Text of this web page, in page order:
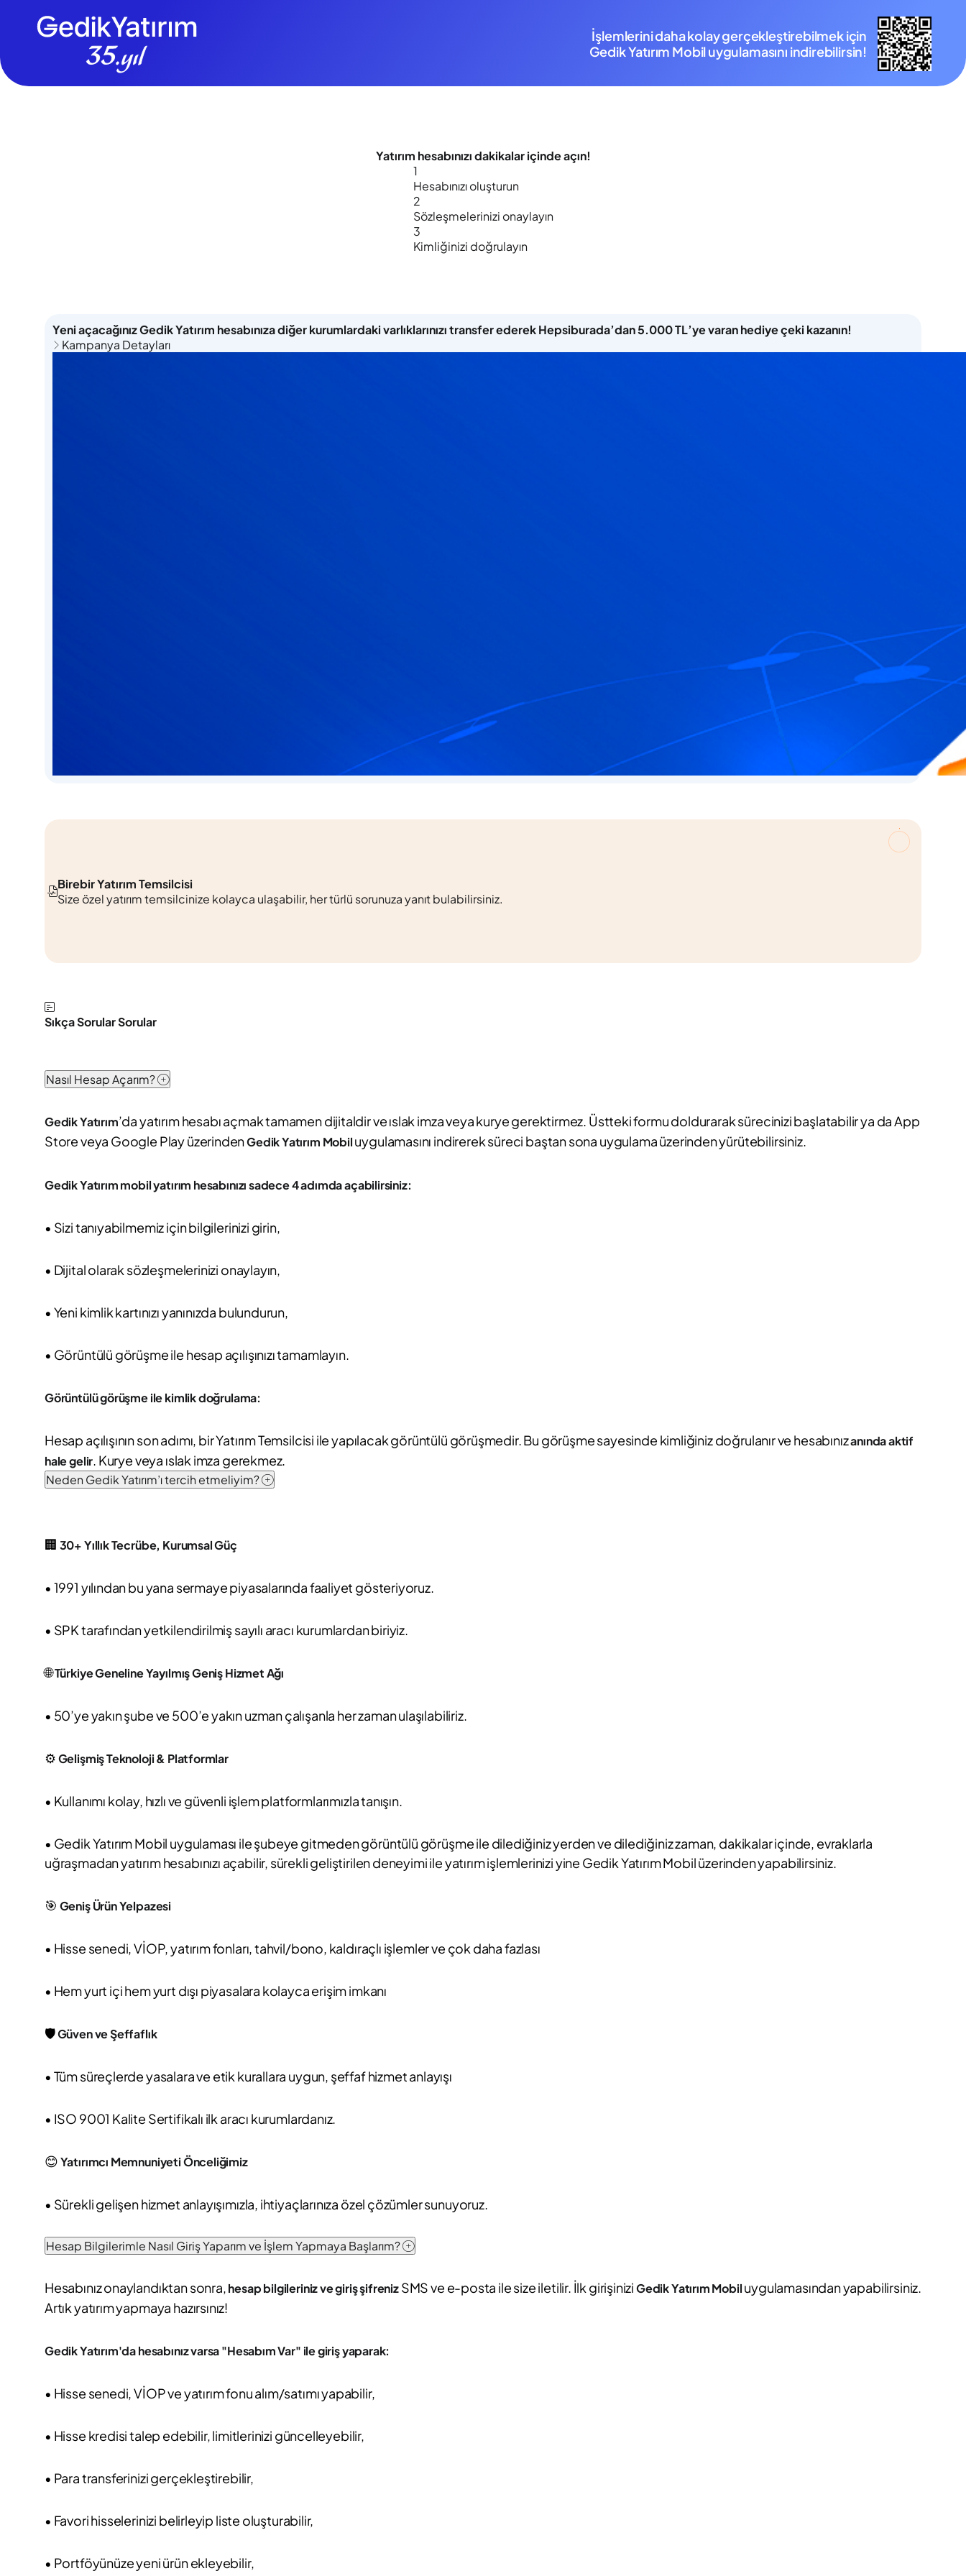
İşlemlerini daha kolay gerçekleştirebilmek için
Gedik Yatırım Mobil uygulamasını indirebilirsin!
Yatırım hesabınızıdakikalar içindeaçın!
1
Hesabınızı oluşturun
2
Sözleşmelerinizi onaylayın
3
Kimliğinizi doğrulayın
Yeni açacağınız Gedik Yatırım hesabınıza diğer kurumlardaki varlıklarınızı transfer ederek Hepsiburada’dan 5.000 TL’ye varan hediye çeki kazanın!
Kampanya Detayları
Birebir Yatırım Temsilcisi
Size özel yatırım temsilcinize kolayca ulaşabilir, her türlü sorunuza yanıt bulabilirsiniz.
Sıkça Sorular Sorular
Nasıl Hesap Açarım?
Gedik Yatırım’da yatırım hesabı açmak tamamen dijitaldir ve ıslak imza veya kurye gerektirmez. Üstteki formu doldurarak sürecinizi başlatabilir ya da App
Store veya Google Play üzerindenGedik Yatırım Mobiluygulamasını indirerek süreci baştan sona uygulama üzerinden yürütebilirsiniz.
Gedik Yatırım mobil yatırım hesabınızı sadece 4 adımda açabilirsiniz:
• Sizi tanıyabilmemiz için bilgilerinizi girin,
• Dijital olarak sözleşmelerinizi onaylayın,
• Yeni kimlik kartınızı yanınızda bulundurun,
• Görüntülü görüşme ile hesap açılışınızı tamamlayın.
Görüntülü görüşme ile kimlik doğrulama:
Hesap açılışının son adımı, bir Yatırım Temsilcisi ile yapılacak görüntülü görüşmedir. Bu görüşme sayesinde kimliğiniz doğrulanır ve hesabınızanında aktif
hale gelir. Kurye veya ıslak imza gerekmez.
Neden Gedik Yatırım’ı tercih etmeliyim?
🏢 30+ Yıllık Tecrübe, Kurumsal Güç
• 1991 yılından bu yana sermaye piyasalarında faaliyet gösteriyoruz.
• SPK tarafından yetkilendirilmiş sayılı aracı kurumlardan biriyiz.
🌐Türkiye Geneline Yayılmış Geniş Hizmet Ağı
• 50’ye yakın şube ve 500’e yakın uzman çalışanla her zaman ulaşılabiliriz.
⚙️Gelişmiş Teknoloji & Platformlar
• Kullanımı kolay, hızlı ve güvenli işlem platformlarımızla tanışın.
• Gedik Yatırım Mobil uygulaması ile şubeye gitmeden görüntülü görüşme ile dilediğiniz yerden ve dilediğiniz zaman, dakikalar içinde, evraklarla
uğraşmadan yatırım hesabınızı açabilir, sürekli geliştirilen deneyimi ile yatırım işlemlerinizi yine Gedik Yatırım Mobil üzerinden yapabilirsiniz.
🎯 Geniş Ürün Yelpazesi
• Hisse senedi, VİOP, yatırım fonları, tahvil/bono, kaldıraçlı işlemler ve çok daha fazlası
• Hem yurt içi hem yurt dışı piyasalara kolayca erişim imkanı
🛡️Güven ve Şeffaflık
• Tüm süreçlerde yasalara ve etik kurallara uygun, şeffaf hizmet anlayışı
• ISO 9001 Kalite Sertifikalı ilk aracı kurumlardanız.
😊Yatırımcı Memnuniyeti Önceliğimiz
• Sürekli gelişen hizmet anlayışımızla, ihtiyaçlarınıza özel çözümler sunuyoruz.
Hesap Bilgilerimle Nasıl Giriş Yaparım ve İşlem Yapmaya Başlarım?
Hesabınız onaylandıktan sonra,hesap bilgileriniz ve giriş şifrenizSMS ve e-posta ile size iletilir. İlk girişiniziGedik Yatırım Mobiluygulamasından yapabilirsiniz.
Artık yatırım yapmaya hazırsınız!
Gedik Yatırım'da hesabınız varsa "Hesabım Var" ile giriş yaparak:
• Hisse senedi, VİOP ve yatırım fonu alım/satımı yapabilir,
• Hisse kredisi talep edebilir, limitlerinizi güncelleyebilir,
• Para transferinizi gerçekleştirebilir,
• Favori hisselerinizi belirleyip liste oluşturabilir,
• Portföyünüze yeni ürün ekleyebilir,